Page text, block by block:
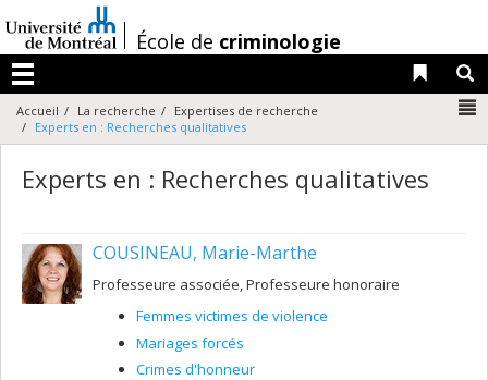
au
contenu
/École de criminologie
Menu
Liens
Accueil La recherche
Expertises de recherche
Experts en : Recherches qualitatives
Experts en : Recherches qualitatives
COUSINEAU, Marie-Marthe
Professeure associée, Professeure honoraire
Femmes victimes de violence
Mariages forcés
Crimes d'honneur